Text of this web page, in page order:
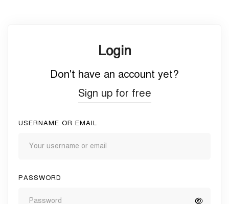
Login
Don't have an account yet?
Sign up for free
USERNAME OR EMAIL
PASSWORD